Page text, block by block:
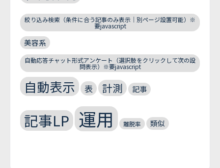
絞り込み検索（条件に合う記事のみ表示｜別ページ設置可能）※
要javascript
美容系
自動応答チャット形式アンケート（選択肢をクリックして次の設
問表示）※要javascript
自動表示 表 計測 記事
記事LP 運用 離脱率 類似